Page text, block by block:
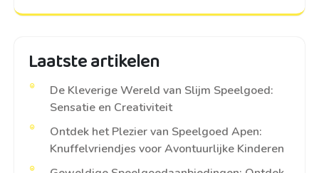
Laatste artikelen
De Kleverige Wereld van Slijm Speelgoed:
Sensatie en Creativiteit
Ontdek het Plezier van Speelgoed Apen:
Knuffelvriendjes voor Avontuurlijke Kinderen